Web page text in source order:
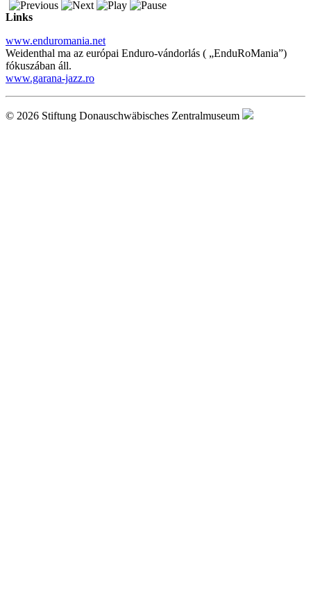
Links
www.enduromania.net
Weidenthal ma az európai Enduro-vándorlás ( „EnduRoMania”)
fókuszában áll.
www.garana-jazz.ro
© 2026 Stiftung Donauschwäbisches Zentralmuseum